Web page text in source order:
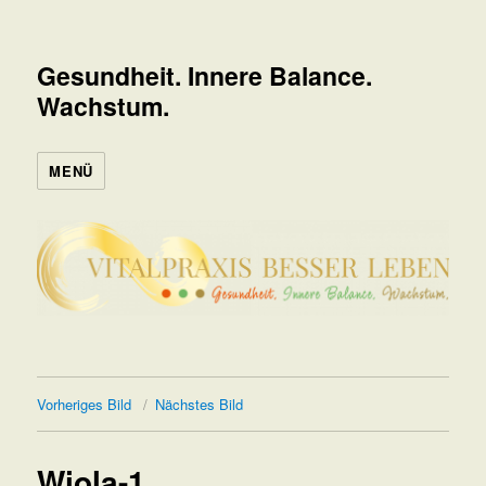
Gesundheit. Innere Balance.
Wachstum.
MENÜ
Vorheriges Bild Nächstes Bild